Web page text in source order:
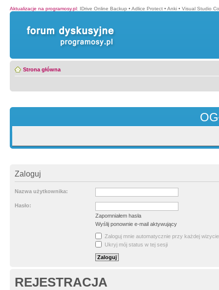
Aktualizacje na programosy.pl: IDrive Online Backup • Adlice Protect • Anki • Visual Studio
Strona główna
Zaloguj
Nazwa użytkownika:
Hasło:
Zapomniałem hasła
Wyślij ponownie e-mail aktywujący
Zaloguj mnie automatycznie przy każdej wizycie
Ukryj mój status w tej sesji
REJESTRACJA